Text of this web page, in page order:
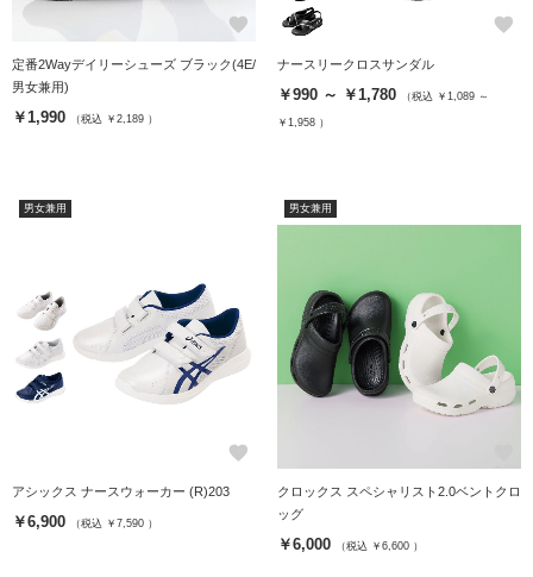
favorite
定番2Wayデイリーシューズ ブラック(4E/
男女兼用)
￥1,990 （税込 ￥2,189 ）
favorite
ナースリークロスサンダル
￥990 ～ ￥1,780 （税込 ￥1,089 ～
￥1,958 ）
男女兼用
favorite
アシックス ナースウォーカー (R)203
￥6,900 （税込 ￥7,590 ）
男女兼用
クロックス スペシャリスト2.0ベントクロ
ッグ
￥6,000 （税込 ￥6,600 ）